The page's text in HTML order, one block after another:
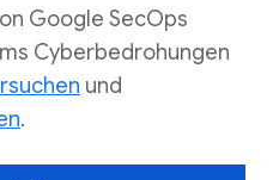
Google SecOps
Cyberbedrohungen
und
.